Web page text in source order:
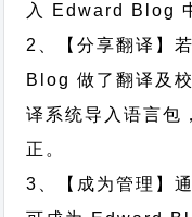
入 Edward Blog
2、【分享翻译】
Blog 做了翻译及
译系统导入语言包
正。
3、【成为管理】